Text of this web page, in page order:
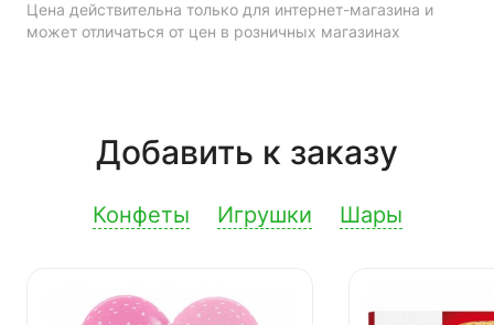
Цена действительна только для интернет-магазина и
может отличаться от цен в розничных магазинах
Добавить к заказу
Конфеты Игрушки Шары